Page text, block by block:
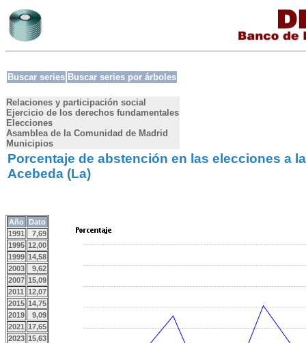
Buscar series Buscar series por árboles
Relaciones y participación social
Ejercicio de los derechos fundamentales
Elecciones
Asamblea de la Comunidad de Madrid
Municipios
Porcentaje de abstención en las elecciones a
Acebeda (La)
Año
Dato
1991
7,69
1995 12,00
1999 14,58
2003
9,62
2007 15,09
2011 12,07
2015 14,75
2019
9,09
2021 17,65
2023 15,63